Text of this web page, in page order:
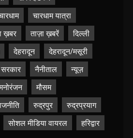
चारधाम यात्रा
ख़बर ताज़ा ख़बरें
दिल्ली
देहरादून
देहरादून/मसूरी
सरकार नैनीताल
न्यूज़
मौसम
रुद्रपुर
रुद्रप्रयाग
सोशल मीडिया वायरल हरिद्वार